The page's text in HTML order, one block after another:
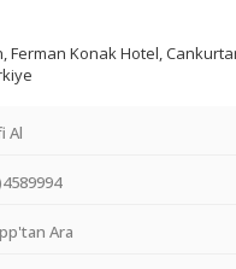
Ferman Konak Hotel,
Al
Ara